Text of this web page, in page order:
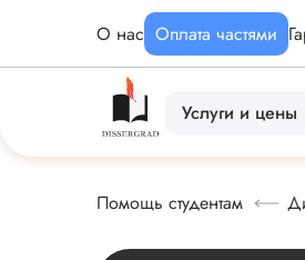
О нас Оплата частями
Услуги и цены
Помощь студентам